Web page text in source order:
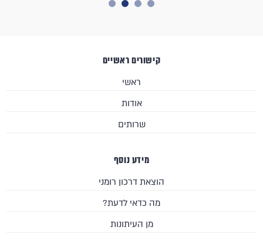
קישורים ראשיים
ראשי
אודות
שרותים
מידע נוסף
הוצאת דרכון רומני
מה כדאי לדעת?
מן העיתונות